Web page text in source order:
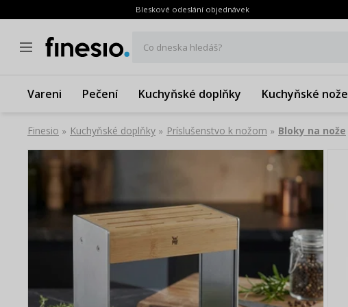
Bleskové odeslání objednávek
Co dneska hledáš?
Vareni Pečení Kuchyňské doplňky Kuchyňské nože
Finesio » Kuchyňské doplňky » Príslušenstvo k nožom » Bloky na nože